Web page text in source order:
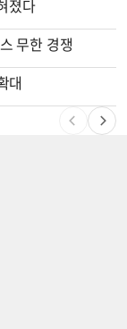
졌다
무한 경쟁
대